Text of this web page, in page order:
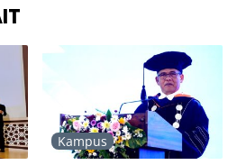
Kampus